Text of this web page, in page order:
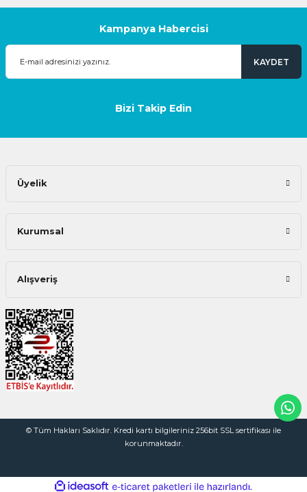
Kampanya Habercisi
KAYDET
Bizi Takip Edin
Üyelik
Kurumsal
Alışveriş
© Tüm Hakları Saklıdır. Kredi kartı bilgileriniz 256bit SSL sertifikası ile
korunmaktadır.
ideasoft e-